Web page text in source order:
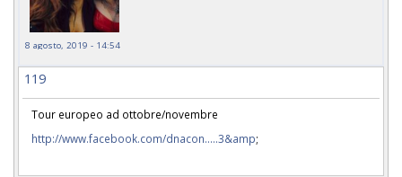
8 agosto, 2019 - 14:54
119
Tour europeo ad ottobre/novembre
http://www.facebook.com/dnacon.....3&amp;